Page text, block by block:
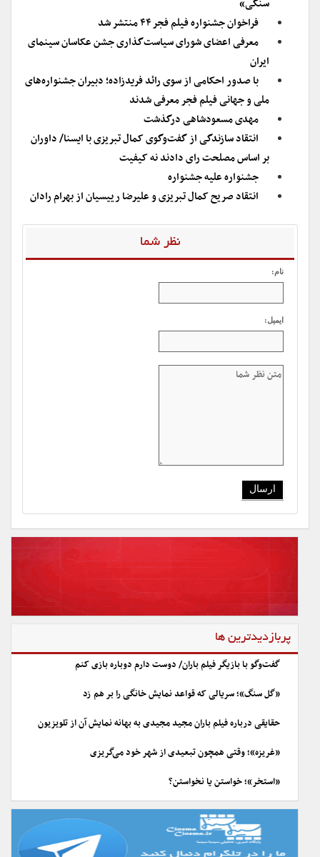
سنگی»
فراخوان جشنواره فیلم فجر ۴۴ منتشر شد
معرفی اعضای شورای سیاست‌گذاری جشن عکاسان سینمای
ایران
با صدور احکامی از سوی رائد فریدزاده؛ دبیران جشنواره‌های
ملی و جهانی فیلم فجر معرفی شدند
مهدی مسعودشاهی درگذشت
انتقاد سازندگی از گفت‌وگوی کمال تبریزی با ایسنا/ داوران
بر اساس مصلحت رای دادند نه کیفیت
جشنواره علیه جشنواره
انتقاد صریح کمال تبریزی و علیرضا رییسیان از بهرام رادان
نظر شما
نام:
ایمیل:
پربازدیدترین ها
گفت‌وگو با بازیگر فیلم باران/ دوست دارم دوباره بازی کنم
«گل سنگ»؛ سریالی که قواعد نمایش خانگی را بر هم زد
حقایقی درباره فیلم باران مجید مجیدی به بهانه نمایش آن از تلویزیون
«غریزه»؛ وقتی همچون تبعیدی از شهر خود می‌گریزی
«استخر»؛ خواستن یا نخواستن؟